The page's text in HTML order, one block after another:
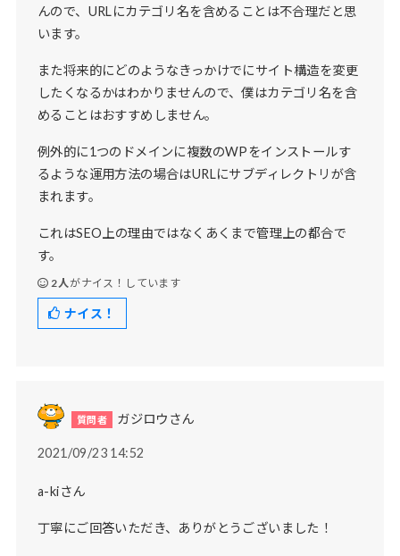
んので、URLにカテゴリ名を含めることは不合理だと思
います。
また将来的にどのようなきっかけでにサイト構造を変更
したくなるかはわかりませんので、僕はカテゴリ名を含
めることはおすすめしません。
例外的に1つのドメインに複数のWPをインストールす
るような運用方法の場合はURLにサブディレクトリが含
まれます。
これはSEO上の理由ではなくあくまで管理上の都合で
す。
2人がナイス！しています
ナイス！
ガジロウさん
2021/09/23 14:52
a-kiさん
丁寧にご回答いただき、ありがとうございました！